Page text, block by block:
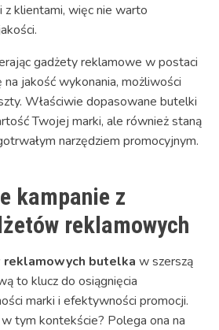
z klientami, więc nie warto
gadżety reklamowe w postaci
jakość wykonania, możliwości
Właściwie dopasowane butelki
Twojej marki, ale również staną
narzędziem promocyjnym.
kampanie z
reklamowych
butelka w szerszą
to klucz do osiągnięcia
marki i efektywności promocji.
tym kontekście? Polega ona na